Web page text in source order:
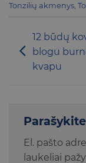
Tonzilių akmenys
12 būdų
blogu
kvapu
El. pašto
laukeliai